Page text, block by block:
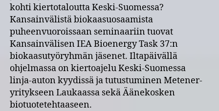
8.3.2018
Jyväskylässä
kohti kiertotaloutta Keski-Suomessa?
Kansainvälistä biokaasuosaamista
puheenvuoroissaan seminaariin tuovat
Kansainvälisen IEA Bioenergy Task 37:n
biokaasutyöryhmän jäsenet. Iltapäivällä
ohjelmassa on kiertoajelu Keski-Suomessa
linja-auton kyydissä ja tutustuminen Metener-
yritykseen Laukaassa sekä Äänekosken
biotuotetehtaaseen.